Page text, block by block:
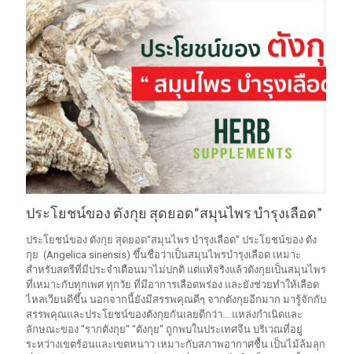
ประโยชน์ของ ตังกุย สุดยอด“สมุนไพร บำรุงเลือด”
ประโยชน์ของ ตังกุย สุดยอด“สมุนไพร บำรุงเลือด” ประโยชน์ของ ตัง
กุย (Angelica sinensis) ขึ้นชื่อว่าเป็นสมุนไพรบำรุงเลือด เหมาะ
สำหรับสตรีที่มีประจำเดือนมาไม่ปกติ แต่แท้จริงแล้วตังกุยเป็นสมุนไพร
ที่เหมาะกับทุกเพศ ทุกวัย ที่มีอาการเลือดพร่อง และยังช่วยทำให้เลือด
ไหลเวียนดีขึ้น นอกจากนี้ยังมีสรรพคุณดีๆ จากตังกุยอีกมาก มารู้จักกับ
สรรพคุณและประโยชน์ของตังกุยกันเลยดีกว่า... แหล่งกำเนิดและ
ลักษณะของ "รากตังกุย" "ตังกุย" ถูกพบในประเทศจีน บริเวณที่อยู่
ระหว่างเขตร้อนและเขตหนาว เหมาะกับสภาพอากาศชื้น เป็นไม้ล้มลุก